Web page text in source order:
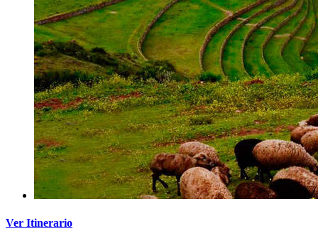
Ver Itinerario